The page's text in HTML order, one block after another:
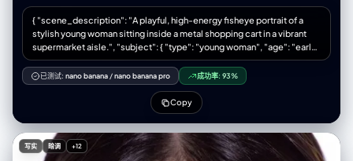
{ "scene_description": "A playful, high-energy fisheye portrait of a
stylish young woman sitting inside a metal shopping cart in a vibrant
supermarket aisle.", "subject": { "type": "young woman", "age": "early
20s", "features": { "hair": "long dark brown hair tied in loose low
pigtails", "expression": "playful wink, slight smile", "hands": "long
manicured nails, making a finger-frame gesture around her eye" },
"attire": "black tank top, blue and white plaid shirt tied around the
waist, white scrunched socks", "footwear": "oversized chunky white
sneakers with light blue accents and thick laces", "position": "sitting
inside a wire shopping cart, legs extended toward the camera lens
creating foreshortening" }, "action": { "primary": "posing playfully
已测试: nano banana /nano banana pro 成功率: 93%
Copy
写实 暗调 +12